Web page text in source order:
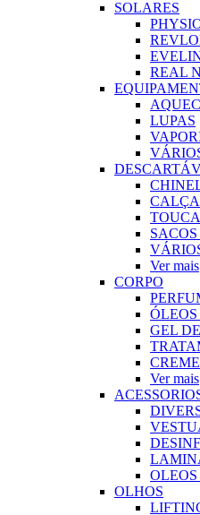
SOLARES
REAL
LUPAS
Ver mais
CORPO
GEL
Ver mais
OLHOS